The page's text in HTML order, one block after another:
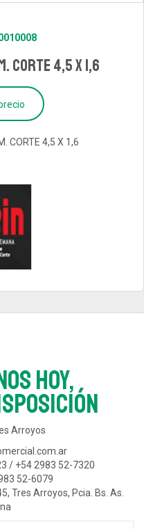
CORTE 4,5 X 1,6
CORTE 4,5 X 1,6
hoy,
Arroyos
/ +54 2983 52-7320
52-6079
Tres Arroyos, Pcia. Bs. As.